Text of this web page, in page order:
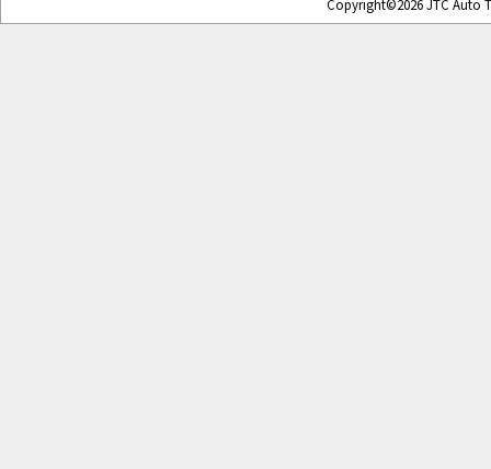
Copyright©2026 JTC Auto